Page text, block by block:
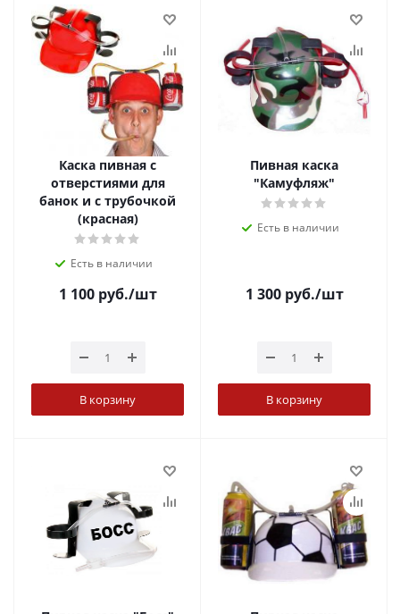
Каска пивная с
отверстиями для
банок и с трубочкой
(красная)
Есть в наличии
1 100руб./шт
В корзину
Пивная каска
"Камуфляж"
Есть в наличии
1 300руб./шт
В корзину